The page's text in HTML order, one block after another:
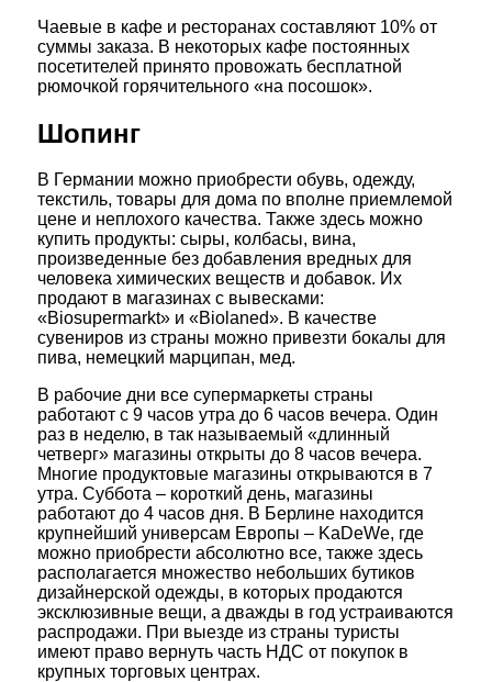
Чаевые в кафе и ресторанах составляют 10% от
суммы заказа. В некоторых кафе постоянных
посетителей принято провожать бесплатной
рюмочкой горячительного «на посошок».
Шопинг
В Германии можно приобрести обувь, одежду,
текстиль, товары для дома по вполне приемлемой
цене и неплохого качества. Также здесь можно
купить продукты: сыры, колбасы, вина,
произведенные без добавления вредных для
человека химических веществ и добавок. Их
продают в магазинах с вывесками:
«Biosupermarkt» и «Biolaned». В качестве
сувениров из страны можно привезти бокалы для
пива, немецкий марципан, мед.
В рабочие дни все супермаркеты страны
работают с 9 часов утра до 6 часов вечера. Один
раз в неделю, в так называемый «длинный
четверг» магазины открыты до 8 часов вечера.
Многие продуктовые магазины открываются в 7
утра. Суббота – короткий день, магазины
работают до 4 часов дня. В Берлине находится
крупнейший универсам Европы – KaDeWe, где
можно приобрести абсолютно все, также здесь
располагается множество небольших бутиков
дизайнерской одежды, в которых продаются
эксклюзивные вещи, а дважды в год устраиваются
распродажи. При выезде из страны туристы
имеют право вернуть часть НДС от покупок в
крупных торговых центрах.